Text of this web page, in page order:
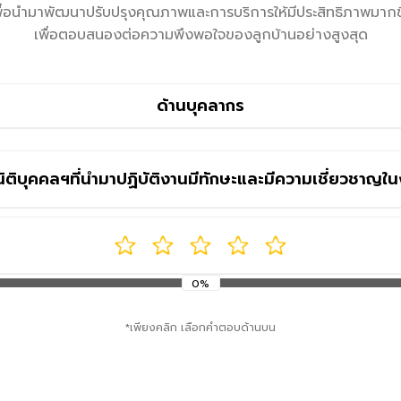
อนำมาพัฒนาปรับปรุงคุณภาพและการบริการให้มีประสิทธิภาพมาก
เพื่อตอบสนองต่อความพึงพอใจของลูกบ้านอย่างสูงสุด
ด้านบุคลากร
บุคคลฯที่นำมาปฏิบัติงานมีทักษะและมีความเชี่ยวชาญใ
0%
*เพียงคลิก เลือกคำตอบด้านบน